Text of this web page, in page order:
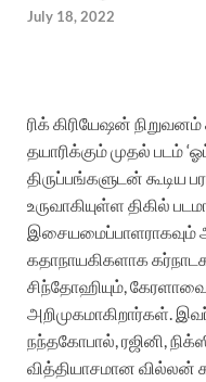
July 18, 2022
ரிக் கிரியேஷன்
தயாரிக்கும் முதல் படம்
திருப்பங்களுடன் கூடிய
உருவாகியுள்ள திகில்
இசையமைப்பாளராகவும்
கதாநாயகிகளாக
சிந்தோஹியும்,
அறிமுகமாகிறார்கள்.
நந்தகோபால், ரஜினி,
வித்தியாசமான வில்லன்